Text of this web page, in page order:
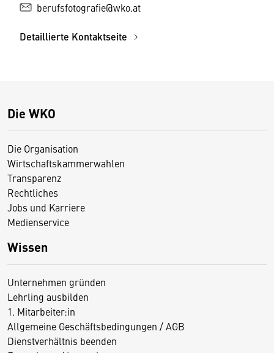
berufsfotografie@wko.at
Detaillierte Kontaktseite
Die WKO
Die Organisation
Wirtschaftskammerwahlen
Transparenz
Rechtliches
Jobs und Karriere
Medienservice
Wissen
Unternehmen gründen
Lehrling ausbilden
1. Mitarbeiter:in
Allgemeine Geschäftsbedingungen / AGB
Dienstverhältnis beenden